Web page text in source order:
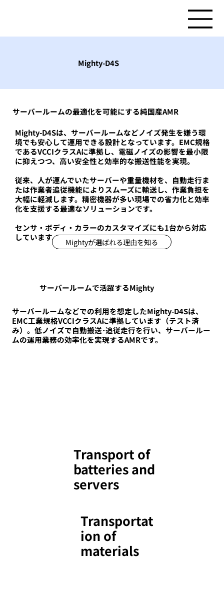
Mighty-D4S
サーバールームの最適化を可能にする純国産AMR
Mighty-D4Sは、サーバールームなどノイズ発生を嫌う環
境でも安心して運用できる設計となっています。EMC規格
であるVCCIクラスAに準拠し、電磁ノイズの影響を最小限
に抑えつつ、高い安全性と効率的な搬送性能を実現。
従来、人が運んでいたサーバーや重量機材を、自動走行ま
たは作業者追従機能によりスムーズに輸送し、作業負担を
大幅に軽減します。精密機器が多い現場での省力化と効率
化を支援する最適なソリューションです。
センサ・ボディ・カラーのカスタマイズにも1台から対応
しています。
Mightyが選ばれる理由を知る
Transport of
batteries and
servers
サーバールームなどでの利用を想定したMighty-D4Sは、
EMC工業規格VCCIクラスAに準拠しています（テスト済
み）。低ノイズで自動搬送･追従走行を行い、サーバールー
ムの運用業務の効率化を実現するAMRです。
サーバールームで活躍するMighty
Transportat
ion of
materials